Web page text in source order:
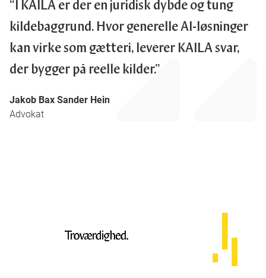
“I KAILA er der en juridisk dybde og tung
kildebaggrund. Hvor generelle AI-løsninger
kan virke som gætteri, leverer KAILA svar,
der bygger på reelle kilder.”
Jakob Bax Sander Hein
Advokat